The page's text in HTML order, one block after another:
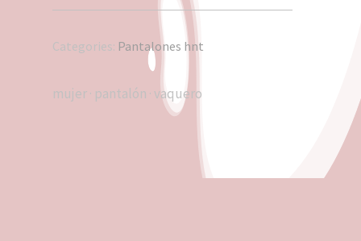
Categories: Pantalones hnt
mujer· pantalón · vaquero